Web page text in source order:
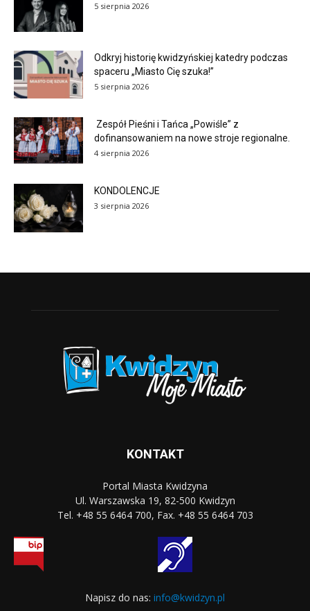
5 sierpnia 2026
Odkryj historię kwidzyńskiej katedry podczas
spaceru „Miasto Cię szuka!”
5 sierpnia 2026
Zespół Pieśni i Tańca „Powiśle” z
dofinansowaniem na nowe stroje regionalne.
4 sierpnia 2026
KONDOLENCJE
3 sierpnia 2026
KONTAKT
Portal Miasta Kwidzyna
Ul. Warszawska 19, 82-500 Kwidzyn
Tel. +48 55 6464 700, Fax. +48 55 6464 703
Napisz do nas: info@kwidzyn.pl